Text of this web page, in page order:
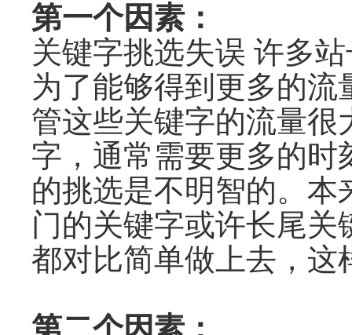
第一个因素：
关键字挑选失误 许多
为了能够得到更多的
管这些关键字的流量很
字，通常需要更多的
的挑选是不明智的。
门的关键字或许长尾
都对比简单做上去，这